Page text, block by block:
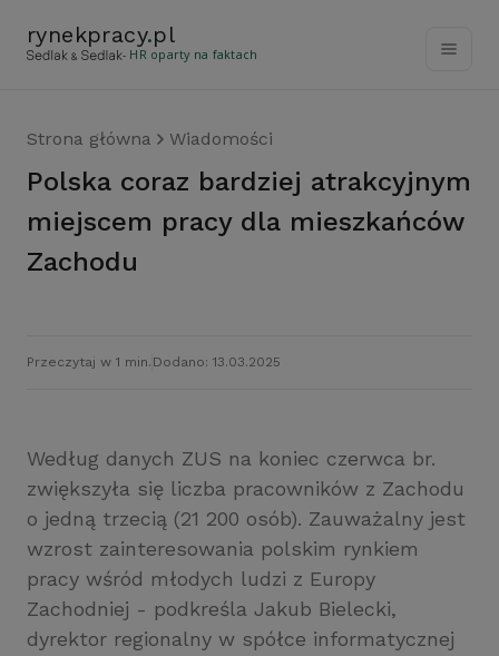
rynekpracy.pl
- HR oparty na faktach
Strona główna Wiadomości
Polska coraz bardziej atrakcyjnym
miejscem pracy dla mieszkańców
Zachodu
Przeczytaj w 1 min. Dodano: 13.03.2025
Według danych ZUS na koniec czerwca br.
zwiększyła się liczba pracowników z Zachodu
o jedną trzecią (21 200 osób). Zauważalny jest
wzrost zainteresowania polskim rynkiem
pracy wśród młodych ludzi z Europy
Zachodniej - podkreśla Jakub Bielecki,
dyrektor regionalny w spółce informatycznej